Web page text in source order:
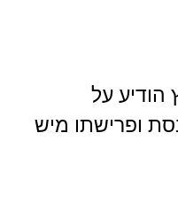
הודיע על
ופרישתו מיש